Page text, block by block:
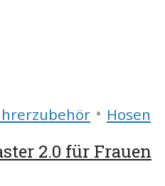
• Hosen
2.0 für Frauen